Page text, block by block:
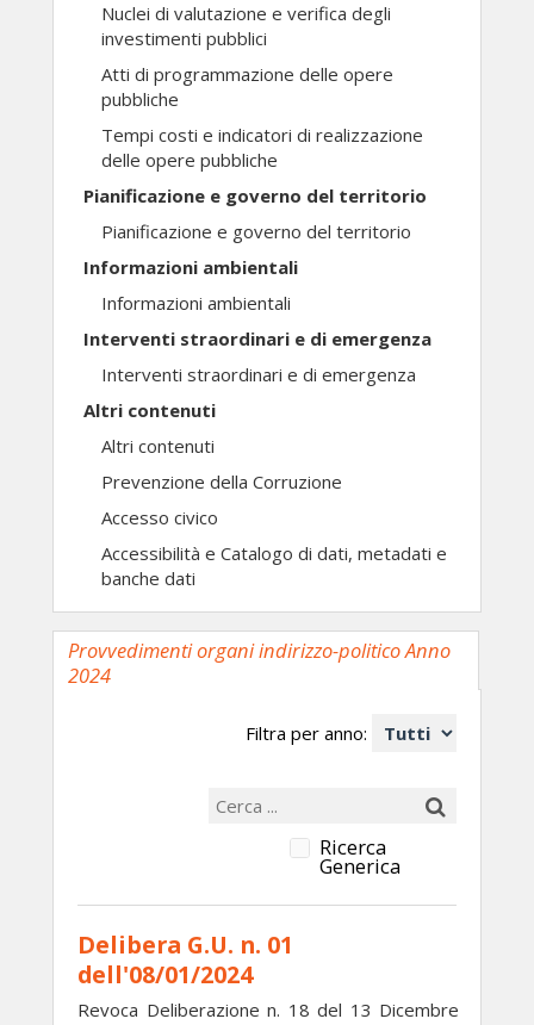
Nuclei di valutazione e verifica degli
investimenti pubblici
Atti di programmazione delle opere
pubbliche
Tempi costi e indicatori di realizzazione
delle opere pubbliche
Pianificazione e governo del territorio
Pianificazione e governo del territorio
Informazioni ambientali
Informazioni ambientali
Interventi straordinari e di emergenza
Interventi straordinari e di emergenza
Altri contenuti
Altri contenuti
Prevenzione della Corruzione
Accesso civico
Accessibilità e Catalogo di dati, metadati e
banche dati
Provvedimenti organi indirizzo-politico Anno
2024
Filtra per anno:
Ricerca
Generica
Delibera G.U. n. 01
dell'08/01/2024
Revoca Deliberazione n. 18 del 13 Dicembre